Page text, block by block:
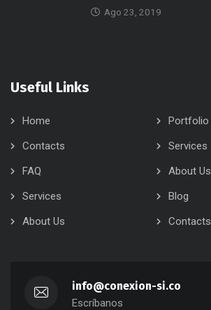
Ago 23, 2019
Useful Links
Home
Portfolio
Contacts
Services
FAQ
About Us
Services
Blog
About Us
Contacts
info@conexion-si.co
Escríbanos